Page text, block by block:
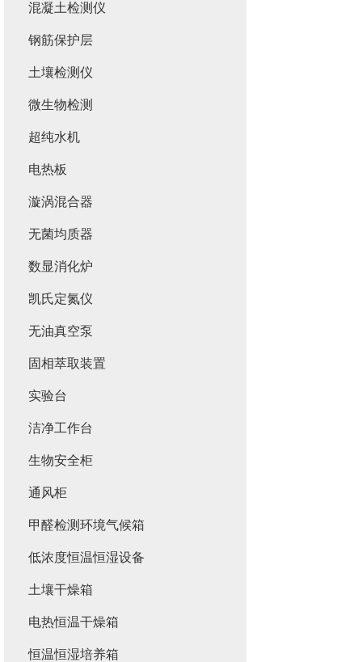
混凝土检测仪
钢筋保护层
土壤检测仪
微生物检测
超纯水机
电热板
漩涡混合器
无菌均质器
数显消化炉
凯氏定氮仪
无油真空泵
固相萃取装置
实验台
洁净工作台
生物安全柜
通风柜
甲醛检测环境气候箱
低浓度恒温恒湿设备
土壤干燥箱
电热恒温干燥箱
恒温恒湿培养箱